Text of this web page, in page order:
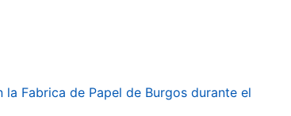
Fabrica de Papel de Burgos durante el